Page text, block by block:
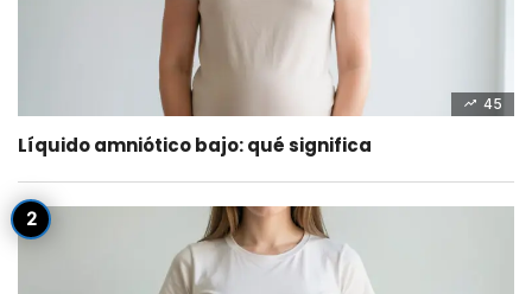
45
Líquido amniótico bajo: qué significa